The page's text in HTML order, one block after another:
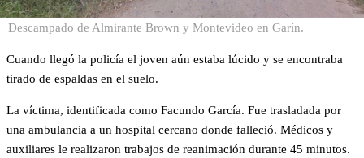
Descampado de Almirante Brown y Montevideo en Garín.
Cuando llegó la policía el joven aún estaba lúcido y se encontraba
tirado de espaldas en el suelo.
La víctima, identificada como Facundo García. Fue trasladada por
una ambulancia a un hospital cercano donde falleció. Médicos y
auxiliares le realizaron trabajos de reanimación durante 45 minutos.